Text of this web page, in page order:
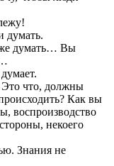
думать.
думать… Вы
что, должны
Как вы
воспроизводство
некоего
Знания не